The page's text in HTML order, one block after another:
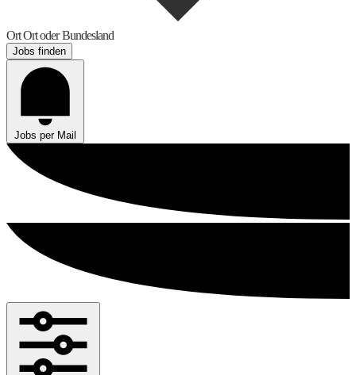
OrtOrt oder Bundesland
Jobs finden
Jobs per Mail